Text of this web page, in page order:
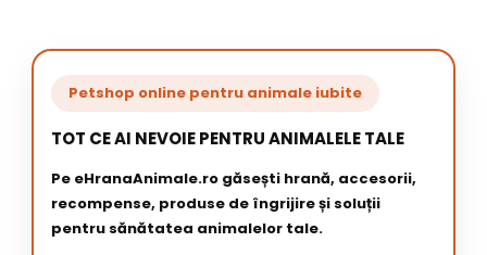
Petshop online pentru animale iubite
TOT CE AI NEVOIE PENTRU ANIMALELE TALE
Pe eHranaAnimale.ro găsești hrană, accesorii,
recompense, produse de îngrijire și soluții
pentru sănătatea animalelor tale.